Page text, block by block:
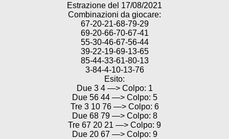
Estrazione del 17/08/2021
Combinazioni da giocare:
67-20-21-68-79-29
69-20-66-70-67-41
55-30-46-67-56-44
39-22-19-69-13-65
85-44-33-61-80-13
3-84-4-10-13-76
Esito:
Due 3 4 —> Colpo: 1
Due 56 44 —> Colpo: 5
Tre 3 10 76 —> Colpo: 6
Due 68 79 —> Colpo: 8
Tre 67 20 21 —> Colpo: 9
Due 20 67 —> Colpo: 9